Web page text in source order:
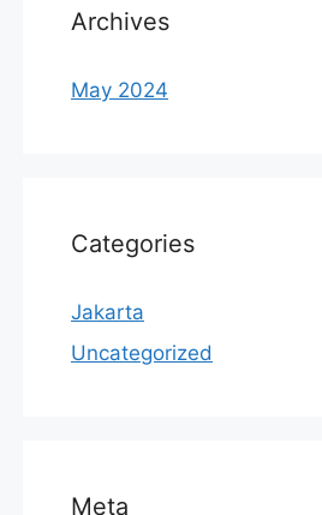
Archives
May 2024
Categories
Jakarta
Uncategorized
Meta